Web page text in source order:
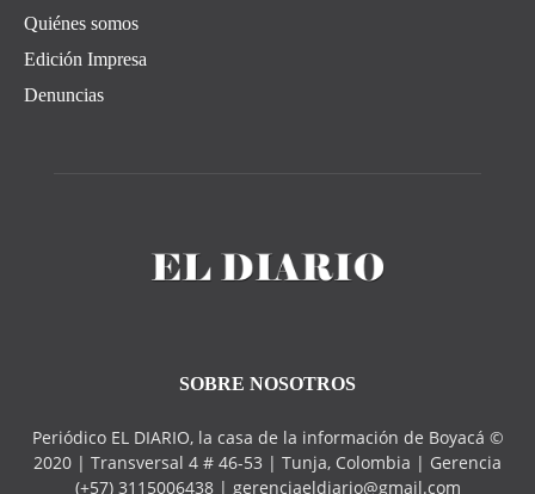
Quiénes somos
Edición Impresa
Denuncias
SOBRE NOSOTROS
Periódico EL DIARIO, la casa de la información de Boyacá ©
2020 | Transversal 4 # 46-53 | Tunja, Colombia | Gerencia
(+57) 3115006438 | gerenciaeldiario@gmail.com